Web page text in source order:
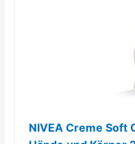
NIVEA Creme Soft